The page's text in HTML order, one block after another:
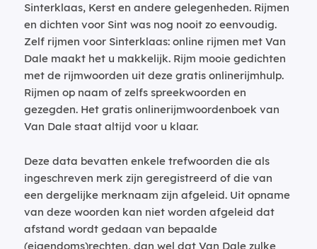
Sinterklaas, Kerst en andere gelegenheden. Rijmen
en dichten voor Sint was nog nooit zo eenvoudig.
Zelf rijmen voor Sinterklaas: online rijmen met Van
Dale maakt het u makkelijk. Rijm mooie gedichten
met de rijmwoorden uit deze gratis onlinerijmhulp.
Rijmen op naam of zelfs spreekwoorden en
gezegden. Het gratis onlinerijmwoordenboek van
Van Dale staat altijd voor u klaar.
Deze data bevatten enkele trefwoorden die als
ingeschreven merk zijn geregistreerd of die van
een dergelijke merknaam zijn afgeleid. Uit opname
van deze woorden kan niet worden afgeleid dat
afstand wordt gedaan van bepaalde
(eigendoms)rechten, dan wel dat Van Dale zulke